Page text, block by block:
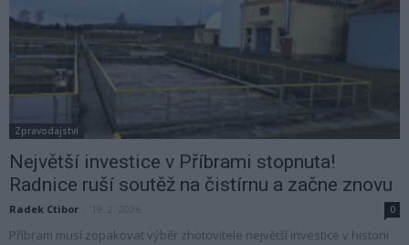
Zpravodajství
Největší investice v Příbrami stopnuta!
Radnice ruší soutěž na čistírnu a začne znovu
Radek Ctibor 0
Příbram musí zopakovat výběr zhotovitele největší investice v historii